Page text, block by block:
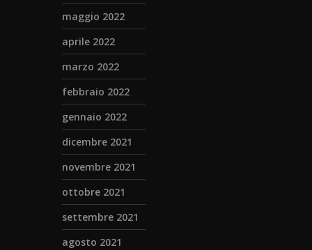
maggio 2022
aprile 2022
marzo 2022
febbraio 2022
gennaio 2022
dicembre 2021
novembre 2021
ottobre 2021
settembre 2021
agosto 2021